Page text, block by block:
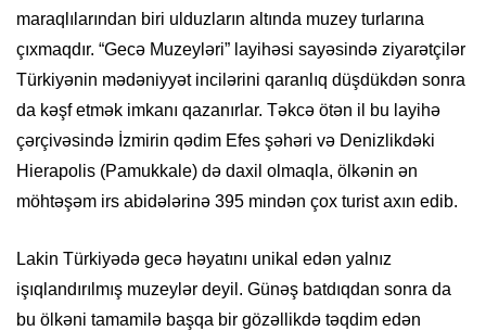
maraqlılarından biri ulduzların altında muzey turlarına
çıxmaqdır. “Gecə Muzeyləri” layihəsi sayəsində ziyarətçilər
Türkiyənin mədəniyyət incilərini qaranlıq düşdükdən sonra
da kəşf etmək imkanı qazanırlar. Təkcə ötən il bu layihə
çərçivəsində İzmirin qədim Efes şəhəri və Denizlikdəki
Hierapolis (Pamukkale) də daxil olmaqla, ölkənin ən
möhtəşəm irs abidələrinə 395 mindən çox turist axın edib.
Lakin Türkiyədə gecə həyatını unikal edən yalnız
işıqlandırılmış muzeylər deyil. Günəş batdıqdan sonra da
bu ölkəni tamamilə başqa bir gözəllikdə təqdim edən